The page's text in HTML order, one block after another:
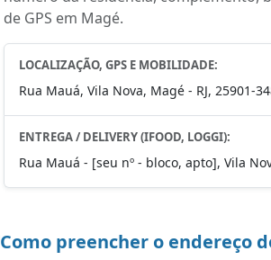
de GPS em Magé.
LOCALIZAÇÃO, GPS E MOBILIDADE:
Rua Mauá, Vila Nova, Magé - RJ, 25901-
ENTREGA / DELIVERY (IFOOD, LOGGI):
Rua Mauá - [seu nº - bloco, apto], Vila
Como preencher o endereço